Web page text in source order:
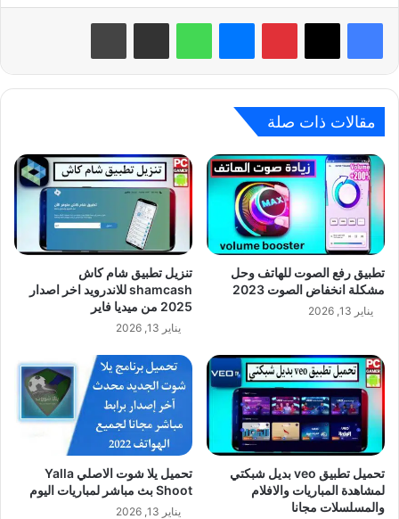
بينتيريست واتساب
مقالات ذات صلة
تطبيق رفع الصوت للهاتف وحل
مشكلة انخفاض الصوت 2023
يناير 13, 2026
تنزيل تطبيق شام كاش
shamcash للاندرويد اخر اصدار
2025 من ميديا فاير
يناير 13, 2026
تحميل تطبيق veo بديل شبكتي
لمشاهدة المباريات والافلام
والمسلسلات مجانا
تحميل يلا شوت الاصلي Yalla
Shoot بث مباشر لمباريات اليوم
يناير 13, 2026